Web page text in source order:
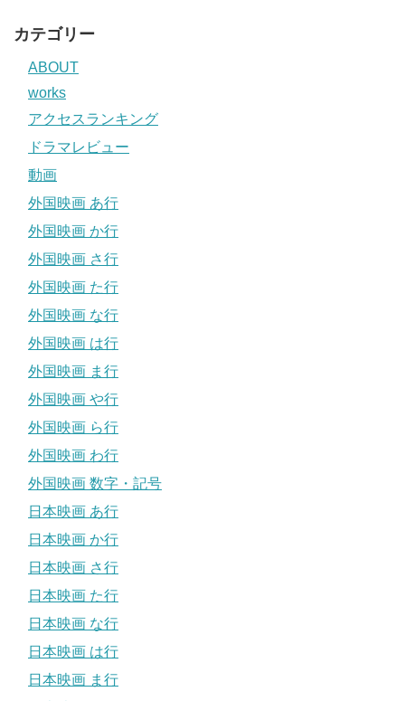
カテゴリー
ABOUT
works
アクセスランキング
ドラマレビュー
動画
外国映画 あ行
外国映画 か行
外国映画 さ行
外国映画 た行
外国映画 な行
外国映画 は行
外国映画 ま行
外国映画 や行
外国映画 ら行
外国映画 わ行
外国映画 数字・記号
日本映画 あ行
日本映画 か行
日本映画 さ行
日本映画 た行
日本映画 な行
日本映画 は行
日本映画 ま行